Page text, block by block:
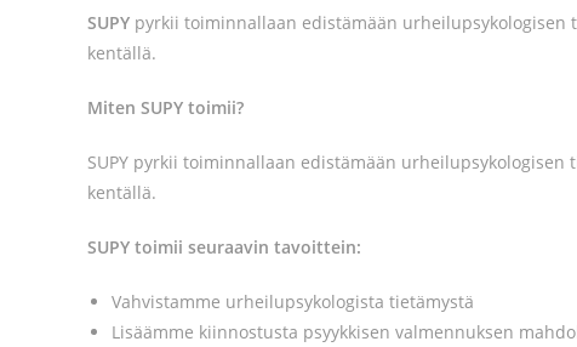
SUPY pyrkii toiminnallaan edistämään
kentällä.
Miten SUPY toimii?
SUPY pyrkii toiminnallaan edistämään
kentällä.
SUPY toimii seuraavin tavoittein:
Vahvistamme urheilupsykologista tietämystä
Lisäämme kiinnostusta psyykkisen valmennuksen